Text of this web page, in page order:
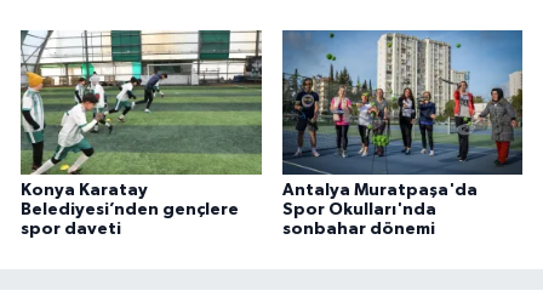
Konya Karatay
Belediyesi’nden gençlere
spor daveti
Antalya Muratpaşa'da
Spor Okulları'nda
sonbahar dönemi